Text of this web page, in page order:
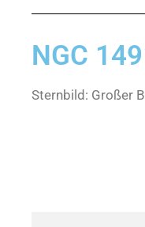
NGC
Sternbild: Großer